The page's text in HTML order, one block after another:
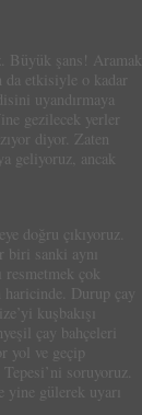
Büyük şans! Aramak
da etkisiyle o kadar
uyandırmaya
gezilecek yerler
diyor. Zaten
geliyoruz, ancak
doğru çıkıyoruz.
sanki aynı
resmetmek çok
Durup çay
kuşbakışı
çay bahçeleri
yol ve geçip
soruyoruz.
gülerek uyarı